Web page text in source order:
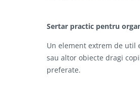
Sertar practic pentru
Un element extrem de
sau altor obiecte dragi
preferate.